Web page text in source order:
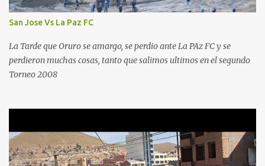
San Jose Vs La Paz FC
La Tarde que Oruro se amargo, se perdio ante La PAz FC y se
perdieron muchas cosas, tanto que salimos ultimos en el segundo
Torneo 2008